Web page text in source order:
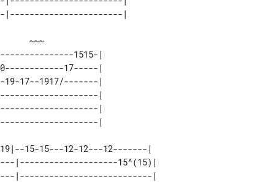
1515-|
17-----|
17--1917/-------|
|
|
19|--15-15---12-12---12-------|
|--------------------15^(15)|
|---------------------------|